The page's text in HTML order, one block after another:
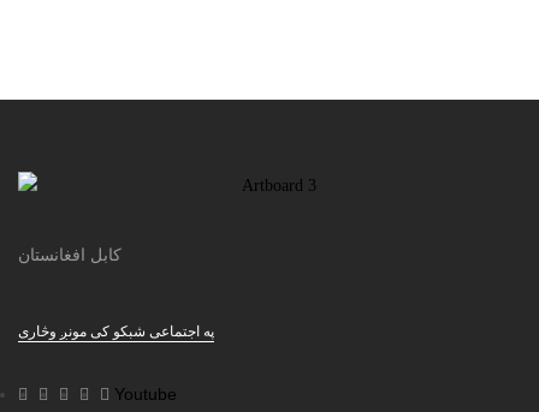
کابل افغانستان
په اجتماعی شبکو کی مونږ وڅاری
Youtube